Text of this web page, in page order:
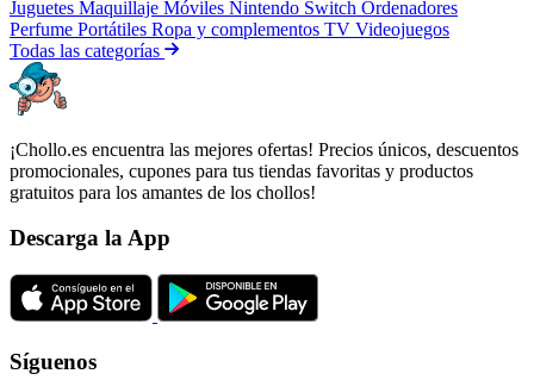
Juguetes Maquillaje Móviles Nintendo Switch Ordenadores
Perfume Portátiles Ropa y complementos TV Videojuegos
Todas las categorías
¡Chollo.es encuentra las mejores ofertas! Precios únicos, descuentos
promocionales, cupones para tus tiendas favoritas y productos
gratuitos para los amantes de los chollos!
Descarga la App
Síguenos